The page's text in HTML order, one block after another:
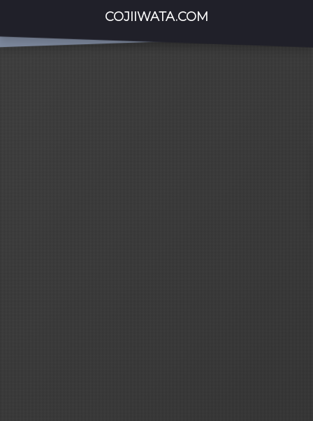
COJIIWATA.COM